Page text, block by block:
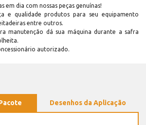
em dia com nossas peças genuínas!
e qualidade produtos para seu equipamento
entre outros.
manutenção dá sua máquina durante a safra
autorizado.
Desenhos da Aplicação